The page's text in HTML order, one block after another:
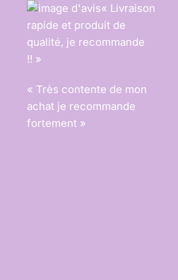
« Livraison
rapide et produit de
qualité, je recommande
!! »
« Très contente de mon
achat je recommande
fortement »